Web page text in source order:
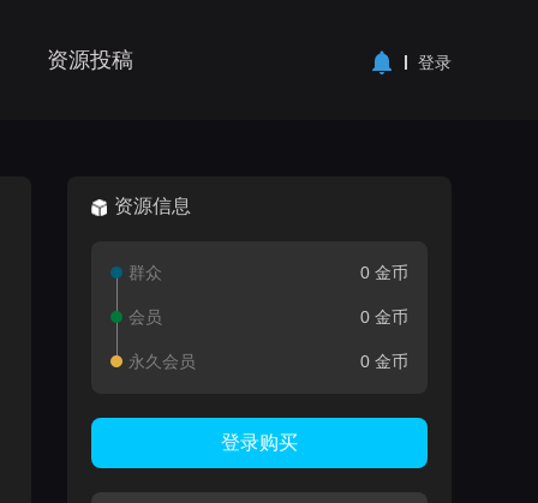
资源投稿 登录
资源信息
群众 0 金币
会员 0 金币
永久会员 0 金币
登录购买